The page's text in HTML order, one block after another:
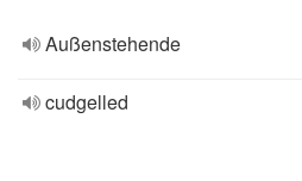
Außenstehende
cudgelled